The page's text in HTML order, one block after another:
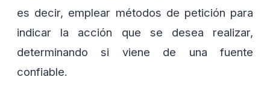
es decir, emplear métodos de petición para
indicar la acción que se desea realizar,
determinando si viene de una fuente
confiable.